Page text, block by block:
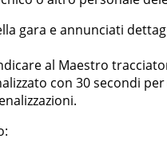
gara e annunciati
al Maestro
con 30 secondi